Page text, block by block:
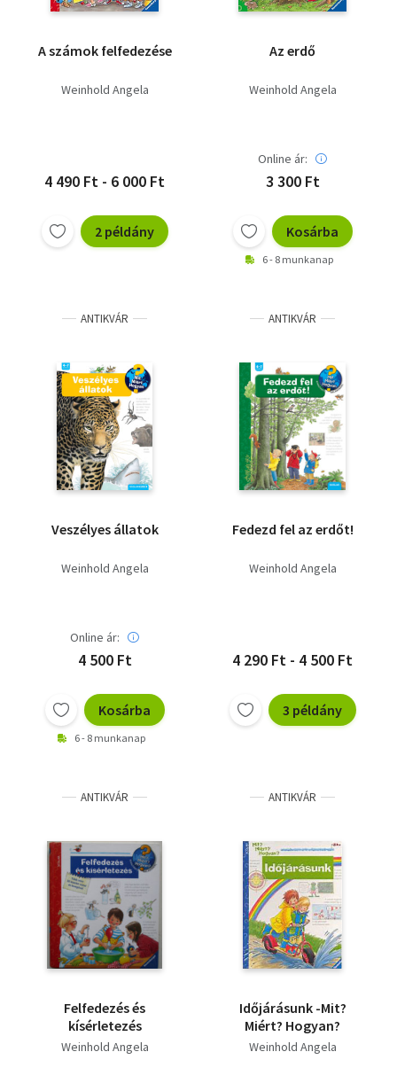
A számok felfedezése
Weinhold Angela
4 490 Ft - 6 000 Ft
2 példány
Az erdő
Weinhold Angela
Online ár:
3 300 Ft
Kosárba
6 - 8 munkanap
ANTIKVÁR
Veszélyes állatok
Weinhold Angela
Online ár:
4 500 Ft
Kosárba
6 - 8 munkanap
ANTIKVÁR
Fedezd fel az erdőt!
Weinhold Angela
4 290 Ft - 4 500 Ft
3 példány
ANTIKVÁR
Felfedezés és
kísérletezés
Weinhold Angela
ANTIKVÁR
Időjárásunk -Mit?
Miért? Hogyan?
Weinhold Angela